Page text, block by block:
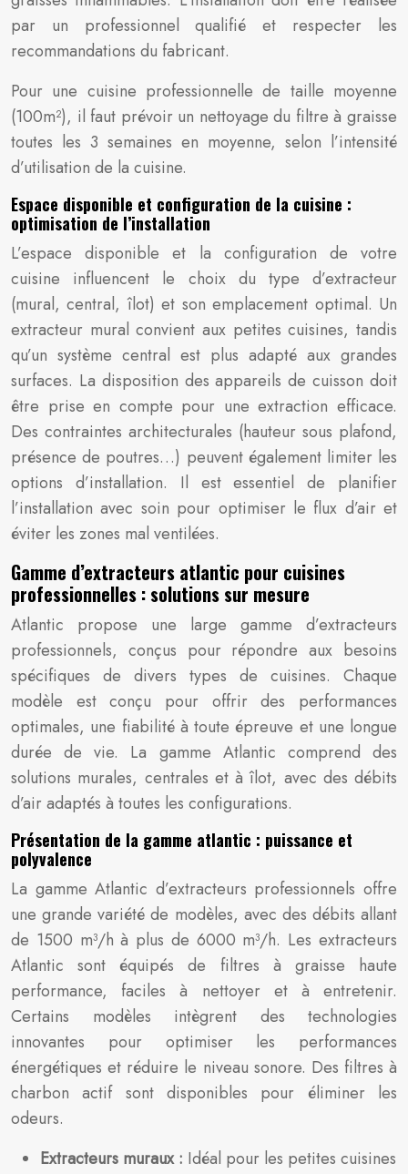
par un professionnel qualifié et respecter les
recommandations du fabricant.
Pour une cuisine professionnelle de taille moyenne
(100m²), il faut prévoir un nettoyage du filtre à graisse
toutes les 3 semaines en moyenne, selon l’intensité
d’utilisation de la cuisine.
Espace disponible et configuration de la cuisine :
optimisation de l’installation
L’espace disponible et la configuration de votre
cuisine influencent le choix du type d’extracteur
(mural, central, îlot) et son emplacement optimal. Un
extracteur mural convient aux petites cuisines, tandis
qu’un système central est plus adapté aux grandes
surfaces. La disposition des appareils de cuisson doit
être prise en compte pour une extraction efficace.
Des contraintes architecturales (hauteur sous plafond,
présence de poutres…) peuvent également limiter les
options d’installation. Il est essentiel de planifier
l’installation avec soin pour optimiser le flux d’air et
éviter les zones mal ventilées.
Gamme d’extracteurs atlantic pour cuisines
professionnelles : solutions sur mesure
Atlantic propose une large gamme d’extracteurs
professionnels, conçus pour répondre aux besoins
spécifiques de divers types de cuisines. Chaque
modèle est conçu pour offrir des performances
optimales, une fiabilité à toute épreuve et une longue
durée de vie. La gamme Atlantic comprend des
solutions murales, centrales et à îlot, avec des débits
d’air adaptés à toutes les configurations.
Présentation de la gamme atlantic : puissance et
polyvalence
La gamme Atlantic d’extracteurs professionnels offre
une grande variété de modèles, avec des débits allant
de 1500 m³/h à plus de 6000 m³/h. Les extracteurs
Atlantic sont équipés de filtres à graisse haute
performance, faciles à nettoyer et à entretenir.
Certains modèles intègrent des technologies
innovantes pour optimiser les performances
énergétiques et réduire le niveau sonore. Des filtres à
charbon actif sont disponibles pour éliminer les
odeurs.
Extracteurs muraux : Idéal pour les petites cuisines